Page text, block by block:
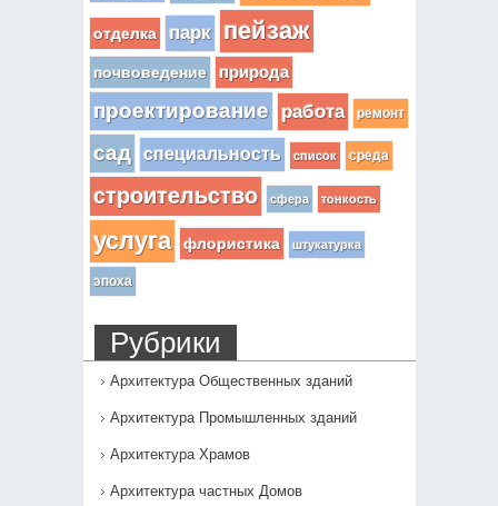
отделка парк пейзаж
почвоведение природа
проектирование работа ремонт
сад специальность список среда
строительство сфера тонкость
услуга флористика штукатурка
эпоха
Рубрики
Архитектура Общественных зданий
Архитектура Промышленных зданий
Архитектура Храмов
Архитектура частных Домов